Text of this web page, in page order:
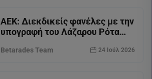
ΑΕΚ: Διεκδικείς φανέλες με την
υπογραφή του Λάζαρου Ρότα
Betarades Team 24 Ιούλ 2026